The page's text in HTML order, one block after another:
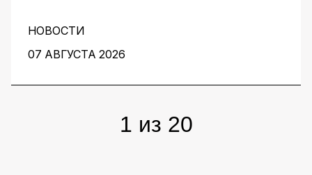
кондитеров — показал, как ИИ помогает
архитектору ускорить работу на всех этапах:
от чистого листа до готовых артефактов для
НОВОСТИ
07 АВГУСТА 2026
1 из 20